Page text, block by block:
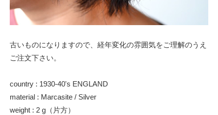
古いものになりますので、経年変化の雰囲気をご理解のうえ
ご注文下さい。
country : 1930-40's ENGLAND
material : Marcasite / Silver
weight : 2 g（片方）